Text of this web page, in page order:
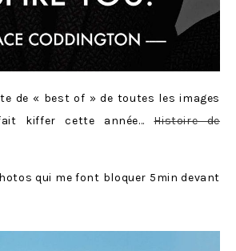
de « best of » de toutes les images
kiffer cette année…Histoire de
qui me font bloquer 5min devant